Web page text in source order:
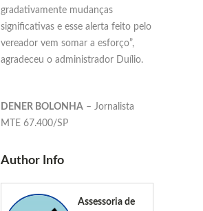
gradativamente mudanças
significativas e esse alerta feito pelo
vereador vem somar a esforço”,
agradeceu o administrador Duílio.
DENER BOLONHA – Jornalista
MTE 67.400/SP
Author Info
Assessoria de